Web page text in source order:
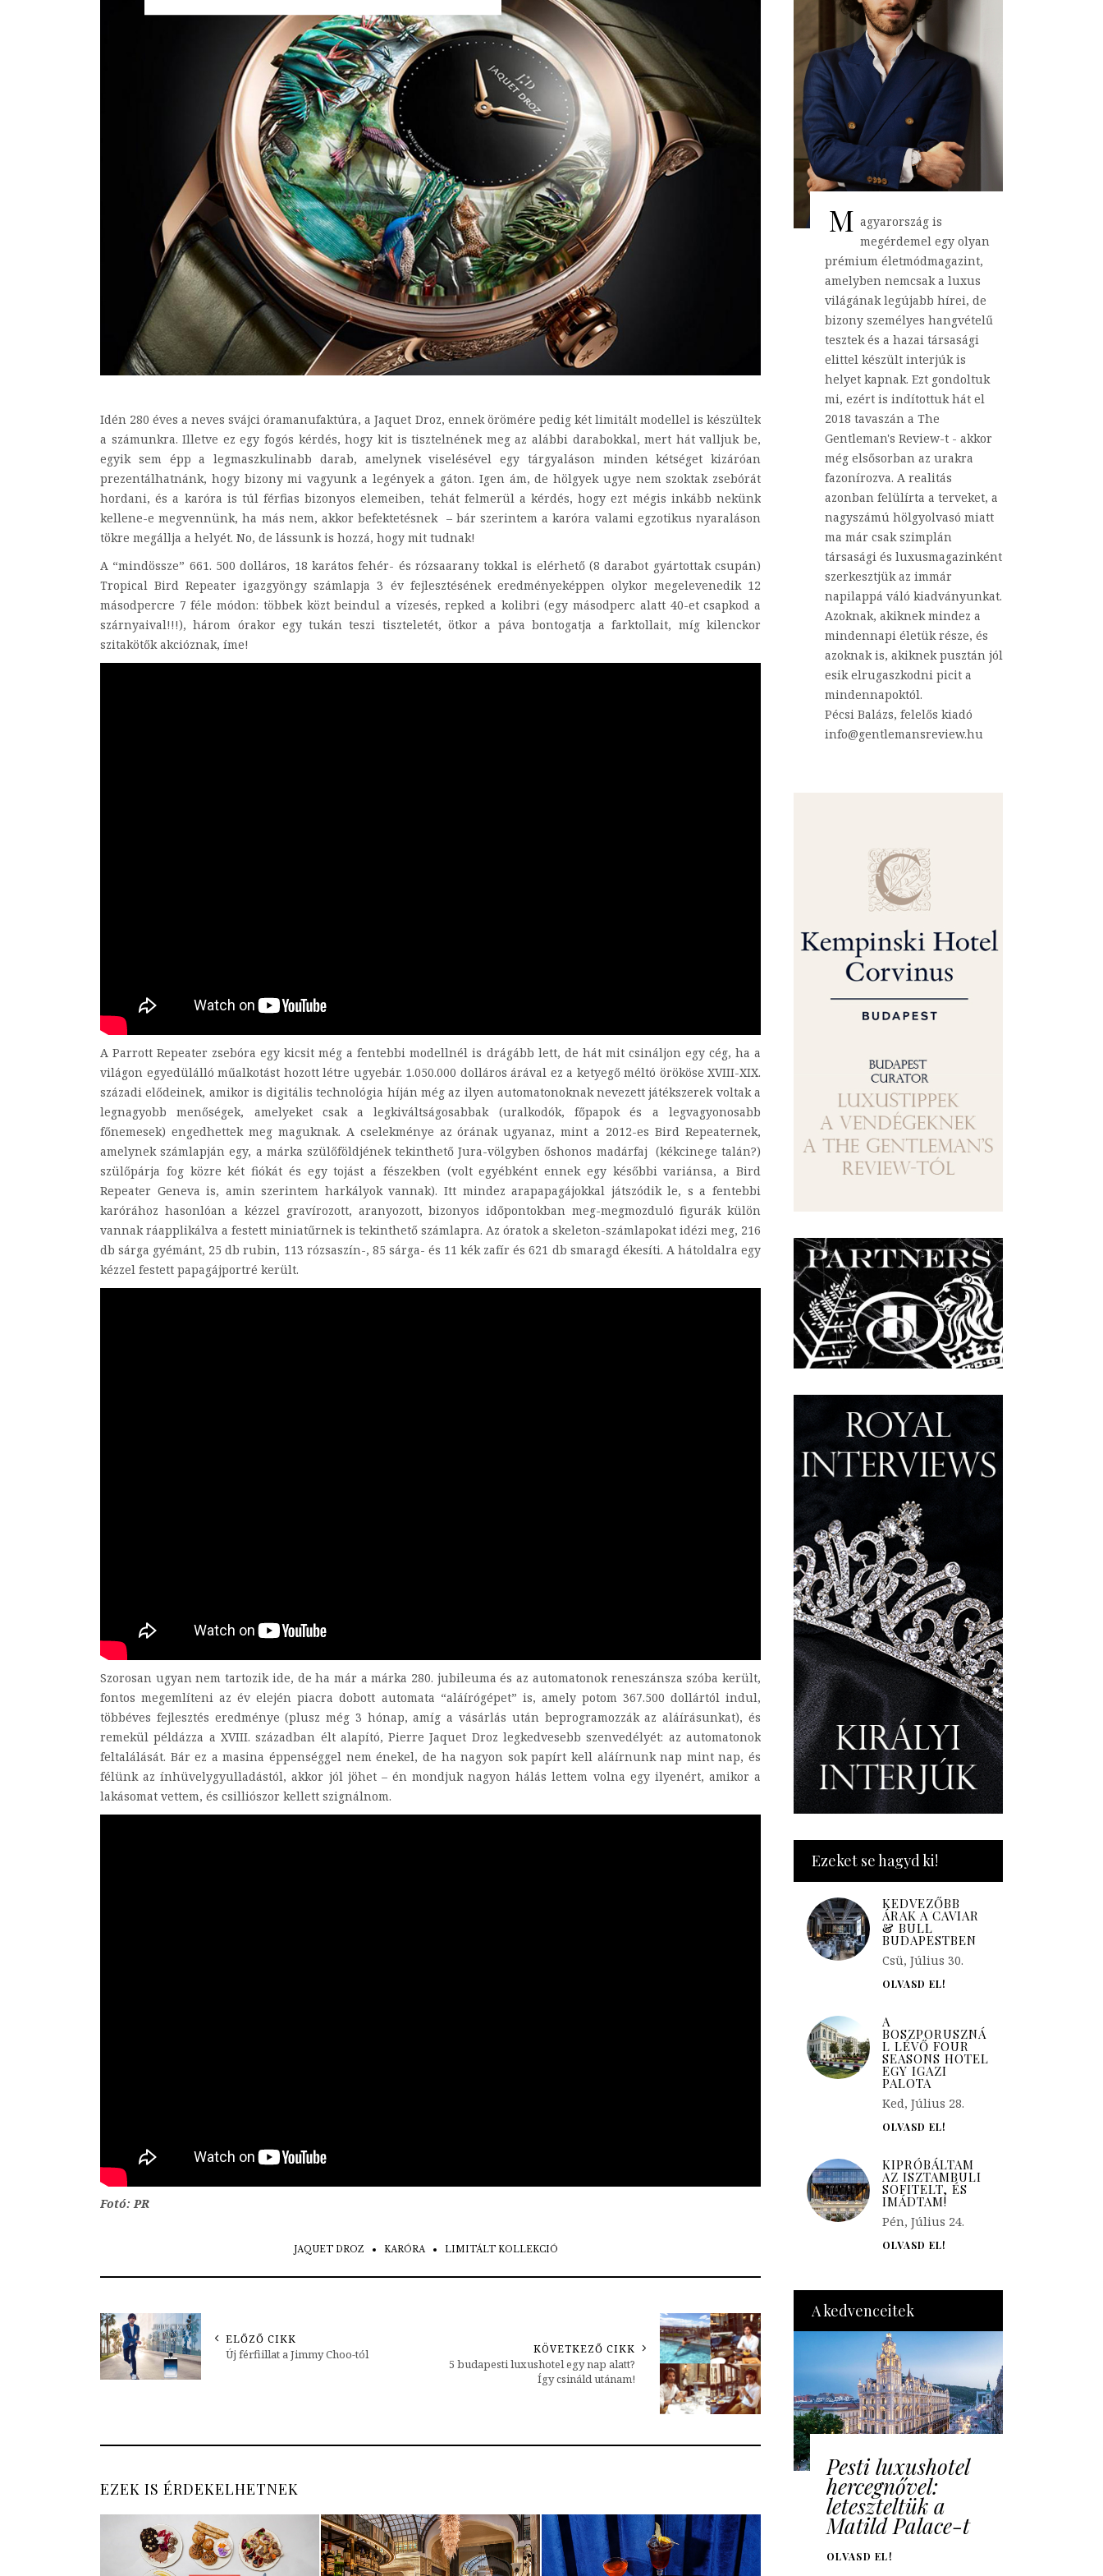
Idén 280 éves a neves svájci óramanufaktúra, a Jaquet Droz, ennek örömére pedig két limitált modellel is készültek
a számunkra. Illetve ez egy fogós kérdés, hogy kit is tisztelnének meg az alábbi darabokkal, mert hát valljuk be,
egyik sem épp a legmaszkulinabb darab, amelynek viselésével egy tárgyaláson minden kétséget kizáróan
prezentálhatnánk, hogy bizony mi vagyunk a legények a gáton. Igen ám, de hölgyek ugye nem szoktak zsebórát
hordani, és a karóra is túl férfias bizonyos elemeiben, tehát felmerül a kérdés, hogy ezt mégis inkább nekünk
kellene-e megvennünk, ha más nem, akkor befektetésnek – bár szerintem a karóra valami egzotikus nyaraláson
tökre megállja a helyét. No, de lássunk is hozzá, hogy mit tudnak!
A “mindössze” 661. 500 dolláros, 18 karátos fehér- és rózsaarany tokkal is elérhető (8 darabot gyártottak csupán)
Tropical Bird Repeater igazgyöngy számlapja 3 év fejlesztésének eredményeképpen olykor megelevenedik 12
másodpercre 7 féle módon: többek közt beindul a vízesés, repked a kolibri (egy másodperc alatt 40-et csapkod a
szárnyaival!!!), három órakor egy tukán teszi tiszteletét, ötkor a páva bontogatja a farktollait, míg kilenckor
szitakötők akcióznak, íme!
A Parrott Repeater zsebóra egy kicsit még a fentebbi modellnél is drágább lett, de hát mit csináljon egy cég, ha a
világon egyedülálló műalkotást hozott létre ugyebár. 1.050.000 dolláros árával ez a ketyegő méltó örököse XVIII-XIX.
századi elődeinek, amikor is digitális technológia híján még az ilyen automatonoknak nevezett játékszerek voltak a
legnagyobb menőségek, amelyeket csak a legkiváltságosabbak (uralkodók, főpapok és a legvagyonosabb
főnemesek) engedhettek meg maguknak. A cselekménye az órának ugyanaz, mint a 2012-es Bird Repeaternek,
amelynek számlapján egy, a márka szülőföldjének tekinthető Jura-völgyben őshonos madárfaj (kékcinege talán?)
szülőpárja fog közre két fiókát és egy tojást a fészekben (volt egyébként ennek egy későbbi variánsa, a Bird
Repeater Geneva is, amin szerintem harkályok vannak). Itt mindez arapapagájokkal játszódik le, s a fentebbi
karórához hasonlóan a kézzel gravírozott, aranyozott, bizonyos időpontokban meg-megmozduló figurák külön
vannak ráapplikálva a festett miniatűrnek is tekinthető számlapra. Az óratok a skeleton-számlapokat idézi meg, 216
db sárga gyémánt, 25 db rubin, 113 rózsaszín-, 85 sárga- és 11 kék zafír és 621 db smaragd ékesíti. A hátoldalra egy
kézzel festett papagájportré került.
Szorosan ugyan nem tartozik ide, de ha már a márka 280. jubileuma és az automatonok reneszánsza szóba került,
fontos megemlíteni az év elején piacra dobott automata “aláírógépet” is, amely potom 367.500 dollártól indul,
többéves fejlesztés eredménye (plusz még 3 hónap, amíg a vásárlás után beprogramozzák az aláírásunkat), és
remekül példázza a XVIII. században élt alapító, Pierre Jaquet Droz legkedvesebb szenvedélyét: az automatonok
feltalálását. Bár ez a masina éppenséggel nem énekel, de ha nagyon sok papírt kell aláírnunk nap mint nap, és
félünk az ínhüvelygyulladástól, akkor jól jöhet – én mondjuk nagyon hálás lettem volna egy ilyenért, amikor a
lakásomat vettem, és csilliószor kellett szignálnom.
Fotó: PR
JAQUET DROZ KARÓRA LIMITÁLT KOLLEKCIÓ
ELŐZŐ CIKK
Új férfiillat a Jimmy Choo-tól KÖVETKEZŐ CIKK
5 budapesti luxushotel egy nap alatt?
Így csináld utánam!
EZEK IS ÉRDEKELHETNEK
M agyarország is
megérdemel egy olyan
prémium életmódmagazint,
amelyben nemcsak a luxus
világának legújabb hírei, de
bizony személyes hangvételű
tesztek és a hazai társasági
elittel készült interjúk is
helyet kapnak. Ezt gondoltuk
mi, ezért is indítottuk hát el
2018 tavaszán a The
Gentleman's Review-t - akkor
még elsősorban az urakra
fazonírozva. A realitás
azonban felülírta a terveket, a
nagyszámú hölgyolvasó miatt
ma már csak szimplán
társasági és luxusmagazinként
szerkesztjük az immár
napilappá váló kiadványunkat.
Azoknak, akiknek mindez a
mindennapi életük része, és
azoknak is, akiknek pusztán jól
esik elrugaszkodni picit a
mindennapoktól.
Pécsi Balázs, felelős kiadó
info@gentlemansreview.hu
Ezeket se hagyd ki!
KEDVEZŐBB
ÁRAK A CAVIAR
& BULL
BUDAPESTBEN
Csü, Július 30.
OLVASD EL!
A
BOSZPORUSZNÁ
L LÉVŐ FOUR
SEASONS HOTEL
EGY IGAZI
PALOTA
Ked, Július 28.
OLVASD EL!
KIPRÓBÁLTAM
AZ ISZTAMBULI
SOFITELT, ÉS
IMÁDTAM!
Pén, Július 24.
OLVASD EL!
A kedvenceitek
Pesti luxushotel
hercegnővel:
leteszteltük a
Matild Palace-t
OLVASD EL!